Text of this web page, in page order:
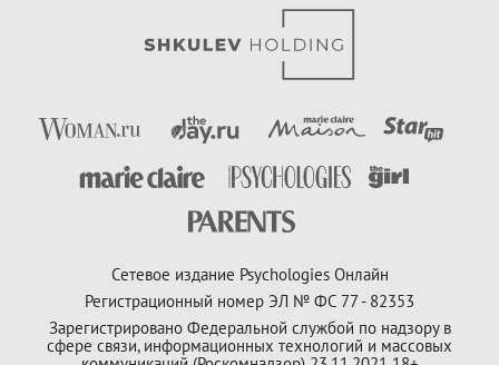
Сетевое издание Psychologies Онлайн
Регистрационный номер ЭЛ № ФС 77 - 82353
Зарегистрировано Федеральной службой по надзору в
сфере связи, информационных технологий и массовых